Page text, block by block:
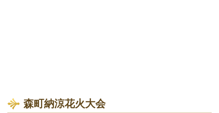
森町納涼花火大会